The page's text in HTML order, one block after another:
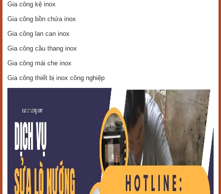
Gia công kệ inox
Gia công bồn chứa inox
Gia công lan can inox
Gia công cầu thang inox
Gia công mái che inox
Gia công thiết bị inox công nghiệp